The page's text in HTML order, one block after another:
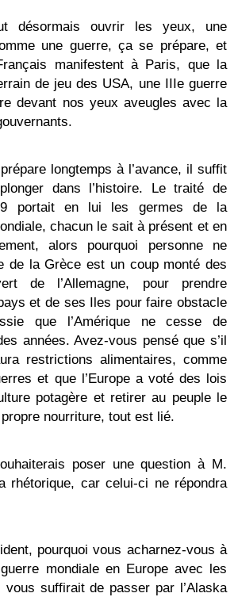
désormais ouvrir les yeux, une
une guerre, ça se prépare, et
manifestent à Paris, que la
de jeu des USA, une IIIe guerre
devant nos yeux aveugles avec la
longtemps à l’avance, il suffit
dans l’histoire. Le traité de
portait en lui les germes de la
chacun le sait à présent et en
alors pourquoi personne ne
de la Grèce est un coup monté des
de l’Allemagne, pour prendre
et de ses Iles pour faire obstacle
que l’Amérique ne cesse de
années. Avez-vous pensé que s’il
restrictions alimentaires, comme
et que l’Europe a voté des lois
potagère et retirer au peuple le
nourriture, tout est lié.
poser une question à M.
rhétorique, car celui-ci ne répondra
pourquoi vous acharnez-vous à
mondiale en Europe avec les
vous suffirait de passer par l’Alaska